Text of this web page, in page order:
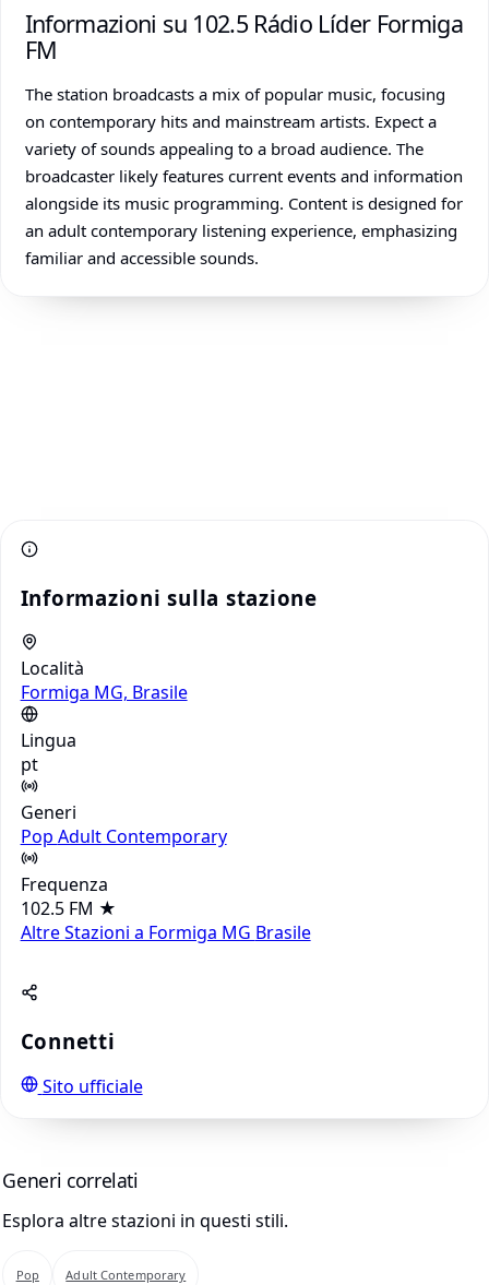
Informazioni su 102.5 Rádio Líder Formiga
FM
The station broadcasts a mix of popular music, focusing
on contemporary hits and mainstream artists. Expect a
variety of sounds appealing to a broad audience. The
broadcaster likely features current events and information
alongside its music programming. Content is designed for
an adult contemporary listening experience, emphasizing
familiar and accessible sounds.
Informazioni sulla stazione
Località
Formiga MG, Brasile
Lingua
pt
Generi
Pop Adult Contemporary
Frequenza
102.5 FM ★
Altre Stazioni a Formiga MG Brasile
Connetti
Sito ufficiale
Generi correlati
Esplora altre stazioni in questi stili.
Pop Adult Contemporary